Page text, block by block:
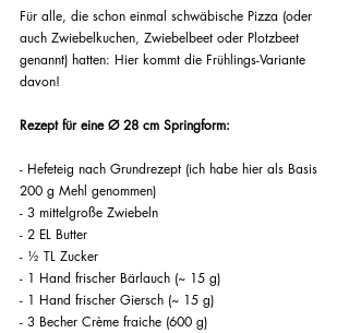
Für alle, die schon einmal schwäbische Pizza (oder
auch Zwiebelkuchen, Zwiebelbeet oder Plotzbeet
genannt) hatten: Hier kommt die Frühlings-Variante
davon!
Rezept für eine Ø 28 cm Springform:
- Hefeteig nach Grundrezept (ich habe hier als Basis
200 g Mehl genommen)
- 3 mittelgroße Zwiebeln
- 2 EL Butter
- ½ TL Zucker
- 1 Hand frischer Bärlauch (~ 15 g)
- 1 Hand frischer Giersch (~ 15 g)
- 3 Becher Crème fraiche (600 g)